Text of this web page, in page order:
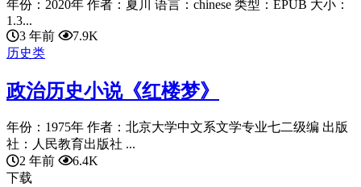
年份：2020年 作者：夏川 语言：chinese 类型：EPUB 大小：
1.3...
3 年前
7.9K
历史类
政治历史小说《红楼梦》
年份：1975年 作者：北京大学中文系文学专业七二级编 出版
社：人民教育出版社 ...
2 年前
6.4K
下载